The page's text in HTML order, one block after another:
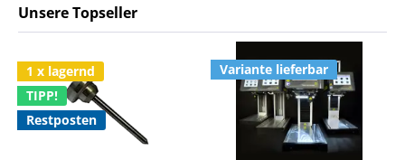
Unsere Topseller
1 x lagernd
TIPP!
Restposten
Variante lieferbar